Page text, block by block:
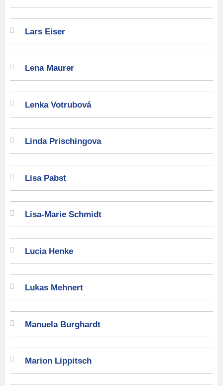
Lars Eiser
Lena Maurer
Lenka Votrubová
Linda Prischingova
Lisa Pabst
Lisa-Marie Schmidt
Lucia Henke
Lukas Mehnert
Manuela Burghardt
Marion Lippitsch